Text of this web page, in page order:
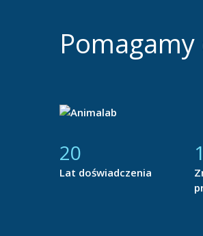
21
Lat doświadczenia